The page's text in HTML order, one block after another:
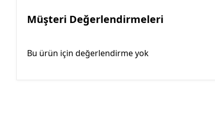
Müşteri Değerlendirmeleri
Bu ürün için değerlendirme yok